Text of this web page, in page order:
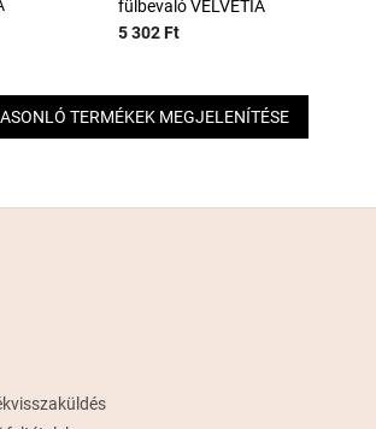
fülbevaló VELVETIA
5 302 Ft
TERMÉKEK MEGJELENÍTÉSE